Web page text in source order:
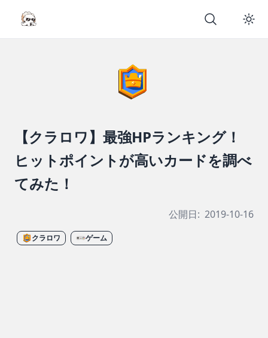
【クラロワ】最強HPランキング！
ヒットポイントが高いカードを調べ
てみた！
公開日: 2019-10-16
クラロワ ゲーム